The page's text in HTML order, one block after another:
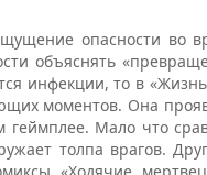
опасности во
объяснять
инфекции, то в
моментов. Она
геймплее. Мало что
толпа врагов.